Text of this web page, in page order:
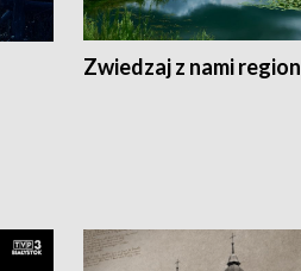
Zwiedzaj z nami region